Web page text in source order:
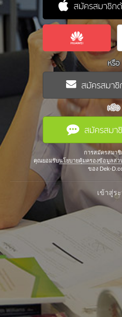
สมัครสมาชิก
หรือ
สมัครสมาชิ
หรือ
สมัครสมา
การสมัครสมา
คุณยอมรับนโยบายคุ้มครองข้อมูลส่
ของ Dek-
เข้าสู่ร